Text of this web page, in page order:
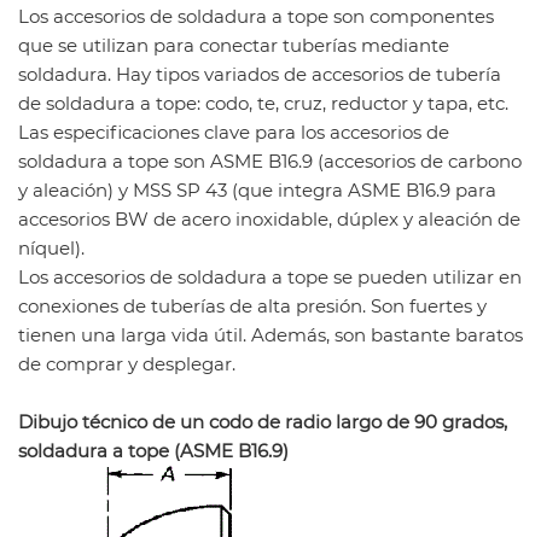
construcción naval, construcción, etc.
Embalaje: paletas de madera contrachapada / caja de
madera o según su especificación
MOQ: a negociar.
Muestra: disponible
Precio: >> Obtenga la lista de precios más reciente
Servicio: OEM personalizado
Paquete: caja y paleta de madera
Plazo de pago: T / T o L / C
Entrega: 7-30 días según la cantidad del pedido.
Los accesorios de soldadura a tope son componentes
que se utilizan para conectar tuberías mediante
soldadura. Hay tipos variados de accesorios de tubería
de soldadura a tope: codo, te, cruz, reductor y tapa, etc.
Las especificaciones clave para los accesorios de
soldadura a tope son ASME B16.9 (accesorios de carbono
y aleación) y MSS SP 43 (que integra ASME B16.9 para
accesorios BW de acero inoxidable, dúplex y aleación de
níquel).
Los accesorios de soldadura a tope se pueden utilizar en
conexiones de tuberías de alta presión. Son fuertes y
tienen una larga vida útil. Además, son bastante baratos
de comprar y desplegar.
Dibujo técnico de un codo de radio largo de 90 grados,
soldadura a tope (ASME B16.9)